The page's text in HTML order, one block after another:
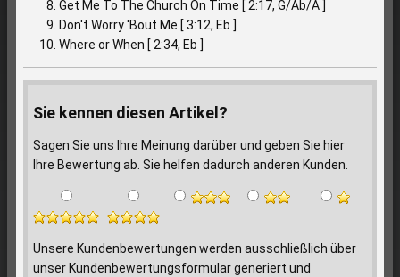
Get Me To The Church On Time [ 2:17, G/Ab/A ]
Don't Worry 'Bout Me [ 3:12, Eb ]
Where or When [ 2:34, Eb ]
Sie kennen diesen Artikel?
Sagen Sie uns Ihre Meinung darüber und geben Sie hier
Ihre Bewertung ab. Sie helfen dadurch anderen Kunden.
Unsere Kundenbewertungen werden ausschließlich über
unser Kundenbewertungsformular generiert und